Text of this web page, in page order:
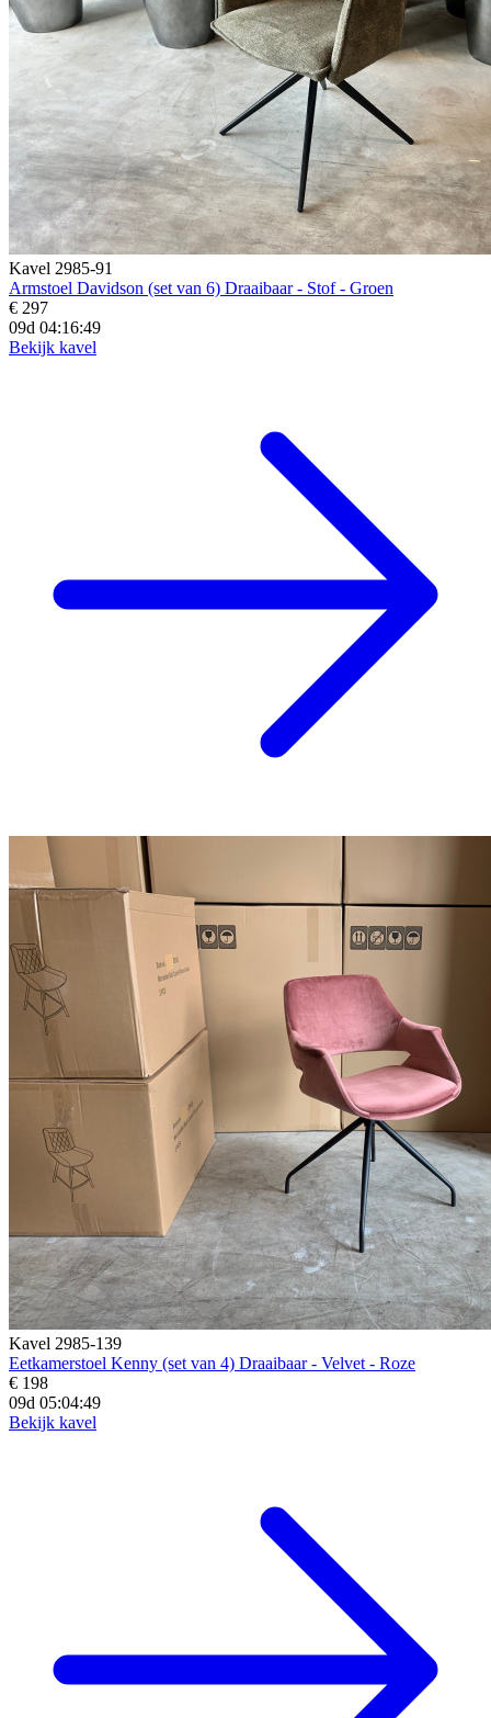
Kavel 2985-91
Armstoel Davidson (set van 6) Draaibaar - Stof - Groen
€ 297
09d 04:16:47
Bekijk kavel
Kavel 2985-139
Eetkamerstoel Kenny (set van 4) Draaibaar - Velvet - Roze
€ 198
09d 05:04:47
Bekijk kavel